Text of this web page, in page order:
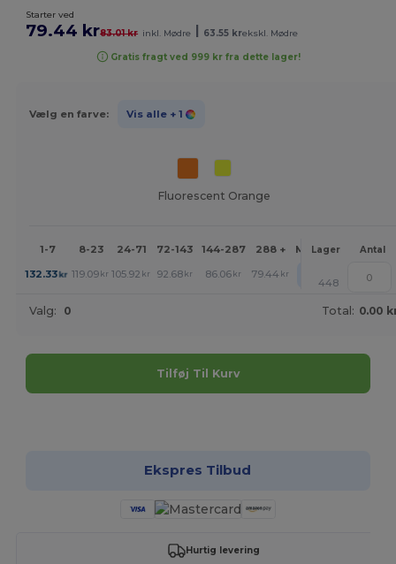
Starter ved
79.44 kr83.01 kr inkl. Mødre 63.55 krekskl. Mødre
Gratis fragt ved 999 kr fra dette lager!
Vælg en farve: Vis alle + 1
Fluorescent Orange
1-7 8-23 24-71 72-143 144-287 288 + MereLager Antal
132.33kr 119.09 kr 105.92 kr 92.68 kr 86.06 kr 79.44 kr
448
Valg: 0 Total: 0.00
Tilføj Til Kurv
Ekspres Tilbud
Hurtig levering